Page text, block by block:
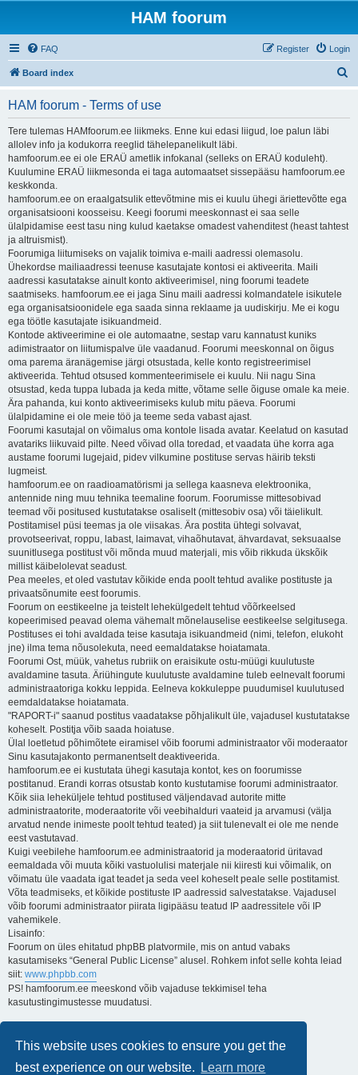
This website uses cookies to ensure you get the
best experience on our website.
Learn more
HAM foorum
FAQ Login
Register
Board index
HAM foorum - Terms of use
Tere tulemas HAMfoorum.ee liikmeks. Enne kui edasi liigud, loe palun läbi
allolev info ja kodukorra reeglid tähelepanelikult läbi.
hamfoorum.ee ei ole ERAÜ ametlik infokanal (selleks on ERAÜ koduleht).
Kuulumine ERAÜ liikmesonda ei taga automaatset sissepääsu hamfoorum.ee
keskkonda.
hamfoorum.ee on eraalgatsulik ettevõtmine mis ei kuulu ühegi äriettevõtte ega
organisatsiooni koosseisu. Keegi foorumi meeskonnast ei saa selle
ülalpidamise eest tasu ning kulud kaetakse omadest vahenditest (heast tahtest
ja altruismist).
Foorumiga liitumiseks on vajalik toimiva e-maili aadressi olemasolu.
Ühekordse mailiaadressi teenuse kasutajate kontosi ei aktiveerita. Maili
aadressi kasutatakse ainult konto aktiveerimisel, ning foorumi teadete
saatmiseks. hamfoorum.ee ei jaga Sinu maili aadressi kolmandatele isikutele
ega organisatsioonidele ega saada sinna reklaame ja uudiskirju. Me ei kogu
ega töötle kasutajate isikuandmeid.
Kontode aktiveerimine ei ole automaatne, sestap varu kannatust kuniks
adimistraator on liitumispalve üle vaadanud. Foorumi meeskonnal on õigus
oma parema äranägemise järgi otsustada, kelle konto registreerimisel
aktiveerida. Tehtud otsused kommenteerimisele ei kuulu. Nii nagu Sina
otsustad, keda tuppa lubada ja keda mitte, võtame selle õiguse omale ka meie.
Ära pahanda, kui konto aktiveerimiseks kulub mitu päeva. Foorumi
ülalpidamine ei ole meie töö ja teeme seda vabast ajast.
Foorumi kasutajal on võimalus oma kontole lisada avatar. Keelatud on kasutad
avatariks liikuvaid pilte. Need võivad olla toredad, et vaadata ühe korra aga
austame foorumi lugejaid, pidev vilkumine postituse servas häirib teksti
lugmeist.
hamfoorum.ee on raadioamatörismi ja sellega kaasneva elektroonika,
antennide ning muu tehnika teemaline foorum. Foorumisse mittesobivad
teemad või positused kustutatakse osaliselt (mittesobiv osa) või täielikult.
Postitamisel püsi teemas ja ole viisakas. Ära postita ühtegi solvavat,
provotseerivat, roppu, labast, laimavat, vihaõhutavat, ähvardavat, seksuaalse
suunitlusega postitust või mõnda muud materjali, mis võib rikkuda ükskõik
millist käibelolevat seadust.
Pea meeles, et oled vastutav kõikide enda poolt tehtud avalike postituste ja
privaatsõnumite eest foorumis.
Foorum on eestikeelne ja teistelt lehekülgedelt tehtud võõrkeelsed
kopeerimised peavad olema vähemalt mõnelauselise eestikeelse selgitusega.
Postituses ei tohi avaldada teise kasutaja isikuandmeid (nimi, telefon, elukoht
jne) ilma tema nõusolekuta, need eemaldatakse hoiatamata.
Foorumi Ost, müük, vahetus rubriik on eraisikute ostu-müügi kuulutuste
avaldamine tasuta. Äriühingute kuulutuste avaldamine tuleb eelnevalt foorumi
administraatoriga kokku leppida. Eelneva kokkuleppe puudumisel kuulutused
eemdaldatakse hoiatamata.
"RAPORT-i" saanud postitus vaadatakse põhjalikult üle, vajadusel kustutatakse
koheselt. Postitja võib saada hoiatuse.
Ülal loetletud põhimõtete eiramisel võib foorumi administraator või moderaator
Sinu kasutajakonto permanentselt deaktiveerida.
hamfoorum.ee ei kustutata ühegi kasutaja kontot, kes on foorumisse
postitanud. Erandi korras otsustab konto kustutamise foorumi administraator.
Kõik siia leheküljele tehtud postitused väljendavad autorite mitte
administraatorite, moderaatorite või veebihalduri vaateid ja arvamusi (välja
arvatud nende inimeste poolt tehtud teated) ja siit tulenevalt ei ole me nende
eest vastutavad.
Kuigi veebilehe hamfoorum.ee administraatorid ja moderaatorid üritavad
eemaldada või muuta kõiki vastuolulisi materjale nii kiiresti kui võimalik, on
võimatu üle vaadata igat teadet ja seda veel koheselt peale selle postitamist.
Võta teadmiseks, et kõikide postituste IP aadressid salvestatakse. Vajadusel
võib foorumi administraator piirata ligipääsu teatud IP aadressitele või IP
vahemikele.
Lisainfo:
Foorum on üles ehitatud phpBB platvormile, mis on antud vabaks
kasutamiseks “General Public License” alusel. Rohkem infot selle kohta leiad
siit: www.phpbb.com
PS! hamfoorum.ee meeskond võib vajaduse tekkimisel teha
kasutustingimustesse muudatusi.
Kuido